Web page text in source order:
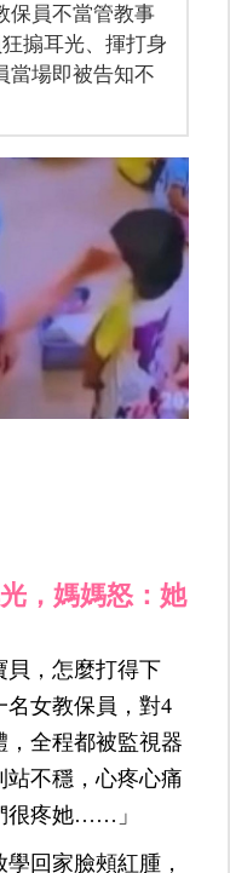
保員不當管教事
搧耳光、揮打身
當場即被告知不
，媽媽怒：她
貝，怎麼打得下
名女教保員，對4
，全程都被監視器
不穩，心疼心痛
很疼她……」
回家臉頰紅腫，